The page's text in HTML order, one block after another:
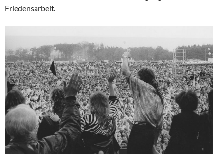
Friedensarbeit.